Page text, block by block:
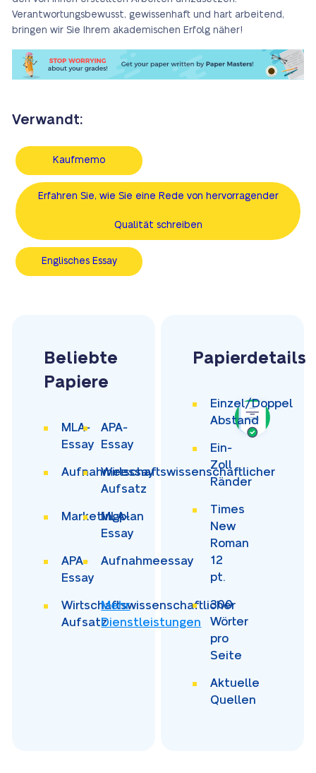
Verantwortungsbewusst, gewissenhaft und hart arbeitend,
bringen wir Sie Ihrem akademischen Erfolg näher!
Verwandt:
Kaufmemo
Erfahren Sie, wie Sie eine Rede von hervorragender
Qualität schreiben
Englisches Essay
Beliebte
Papiere
MLA-
Essay
APA-
Essay
Aufnahmeessay
Wirtschaftswissenschaftlicher
Aufsatz
Marketingplan
MLA-
Essay
APA-
Essay
Aufnahmeessay
Wirtschaftswissenschaftlicher
Aufsatz
Mehr
Dienstleistungen
Papierdetails
Einzel/Doppel
Abstand
Ein-
Zoll
Ränder
Times
New
Roman
12
pt.
300
Wörter
pro
Seite
Aktuelle
Quellen